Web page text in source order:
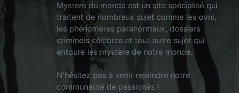
Mystere du monde est un site spécialisé qui
traitent de nombreux sujet comme les ovni,
les phénomères paranormaux, dossiers
criminels célèbres et tout autre sujet qui
entoure les mystère de notre monde.
N'hésitez pas à venir rejoindre notre
communauté de passionés !